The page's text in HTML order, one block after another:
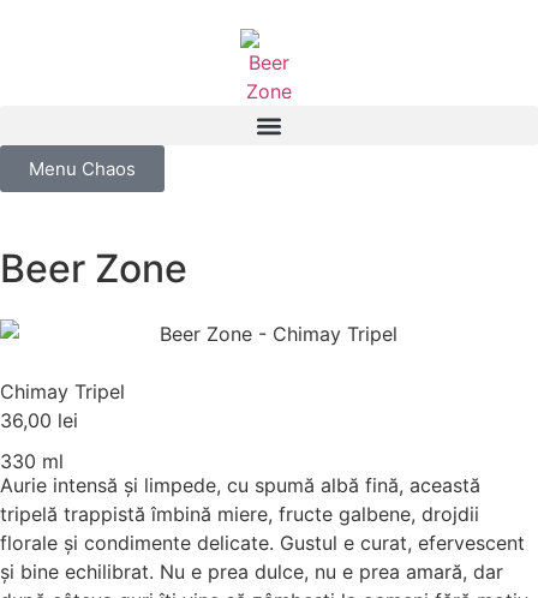
Menu Chaos
Beer Zone
Chimay Tripel
36,00 lei
330 ml
Aurie intensă și limpede, cu spumă albă fină, această
tripelă trappistă îmbină miere, fructe galbene, drojdii
florale și condimente delicate. Gustul e curat, efervescent
și bine echilibrat. Nu e prea dulce, nu e prea amară, dar